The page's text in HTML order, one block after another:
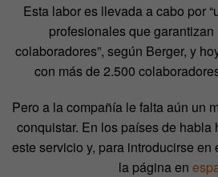
Esta labor es llevada a cabo por
profesionales que
colaboradores”, según Berger, y
con más de 2.500
Pero a la compañía le falta aún un
conquistar. En los países de habla
este servicio y, para introducirse
la página en